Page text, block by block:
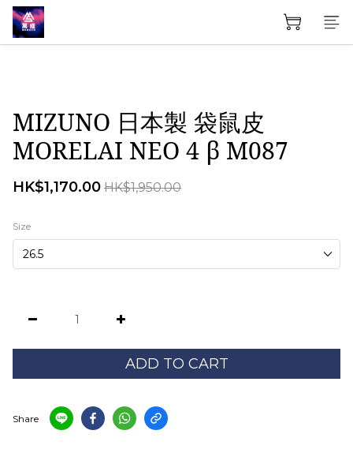
MIZUNO 日本製 袋鼠皮
MORELAI NEO 4 β M087
HK$1,170.00 HK$1,950.00
Size
ADD TO CART
Share